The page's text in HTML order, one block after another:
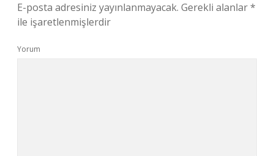
E-posta adresiniz yayınlanmayacak. Gerekli alanlar*
ile işaretlenmişlerdir
Yorum